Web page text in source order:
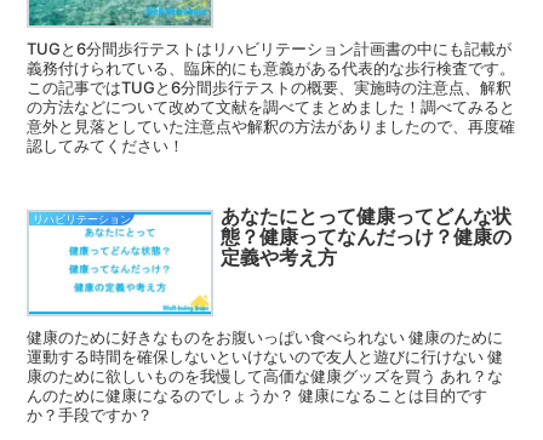
TUGと6分間歩行テストはリハビリテーション計画書の中にも記載が
義務付けられている、臨床的にも意義がある代表的な歩行検査です。
この記事ではTUGと6分間歩行テストの概要、実施時の注意点、解釈
の方法などについて改めて文献を調べてまとめました！調べてみると
意外と見落としていた注意点や解釈の方法がありましたので、再度確
認してみてください！
リハビリテーション
あなたにとって健康ってどんな状
態？健康ってなんだっけ？健康の
定義や考え方
健康のために好きなものをお腹いっぱい食べられない 健康のために
運動する時間を確保しないといけないので友人と遊びに行けない 健
康のために欲しいものを我慢して高価な健康グッズを買う あれ？な
んのために健康になるのでしょうか？ 健康になることは目的です
か？手段ですか？